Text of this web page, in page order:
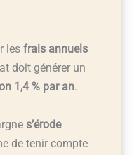
les frais annuels
doit générer un
1,4 % par an.
s’érode
de tenir compte